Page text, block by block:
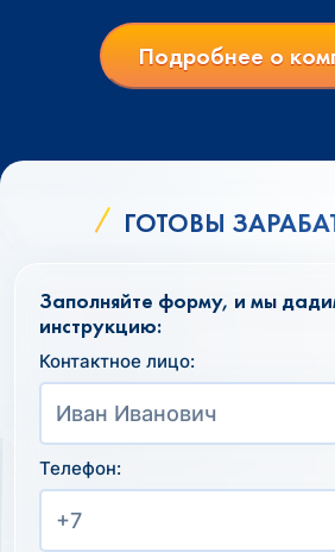
Подробнее о
ГОТОВЫ
Заполняйте форму, и мы
инструкцию:
Контактное лицо:
Телефон: